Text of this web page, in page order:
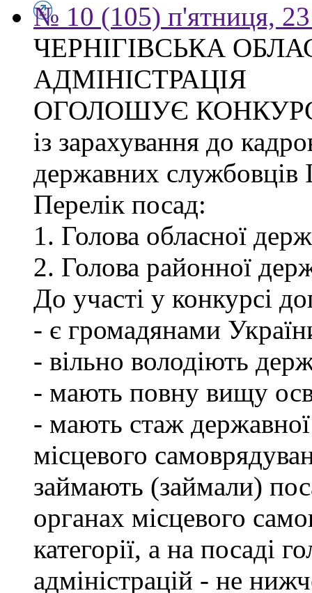
№ 10 (105) п'ятниця,
ЧЕРНІГІВСЬКА
АДМІНІСТРАЦІЯ
ОГОЛОШУЄ
із зарахування до
державних службовців
Перелік посад:
1. Голова обласної
2. Голова районної
До участі у конкурсі
- є громадянами
- вільно володіють
- мають повну вищу
- мають стаж
місцевого
займають (займали)
органах місцевого
категорії, а на посаді
адміністрацій - не